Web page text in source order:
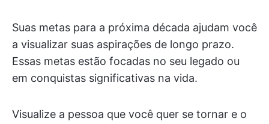
Suas metas para a próxima década ajudam você
a visualizar suas aspirações de longo prazo.
Essas metas estão focadas no seu legado ou
em conquistas significativas na vida.
Visualize a pessoa que você quer se tornar e o